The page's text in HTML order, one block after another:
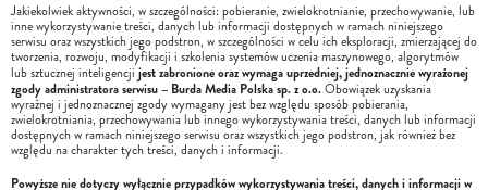
Jakiekolwiek aktywności, w szczególności: pobieranie, zwielokrotnianie, przechowywanie, lub
inne wykorzystywanie treści, danych lub informacji dostępnych w ramach niniejszego
serwisu oraz wszystkich jego podstron, w szczególności w celu ich eksploracji, zmierzającej do
tworzenia, rozwoju, modyfikacji i szkolenia systemów uczenia maszynowego, algorytmów
lub sztucznej inteligencji jest zabronione oraz wymaga uprzedniej, jednoznacznie wyrażonej
zgody administratora serwisu – Burda Media Polska sp. z o.o.Obowiązek uzyskania
wyraźnej i jednoznacznej zgody wymagany jest bez względu sposób pobierania,
zwielokrotniania, przechowywania lub innego wykorzystywania treści, danych lub informacji
dostępnych w ramach niniejszego serwisu oraz wszystkich jego podstron, jak również bez
względu na charakter tych treści, danych i informacji.
Powyższe nie dotyczy wyłącznie przypadków wykorzystywania treści, danych i informacji w